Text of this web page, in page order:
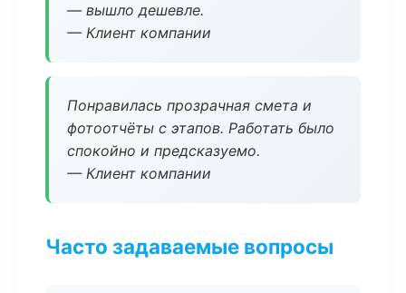
— вышло дешевле.
— Клиент компании
Понравилась прозрачная смета и
фотоотчёты с этапов. Работать было
спокойно и предсказуемо.
— Клиент компании
Часто задаваемые вопросы